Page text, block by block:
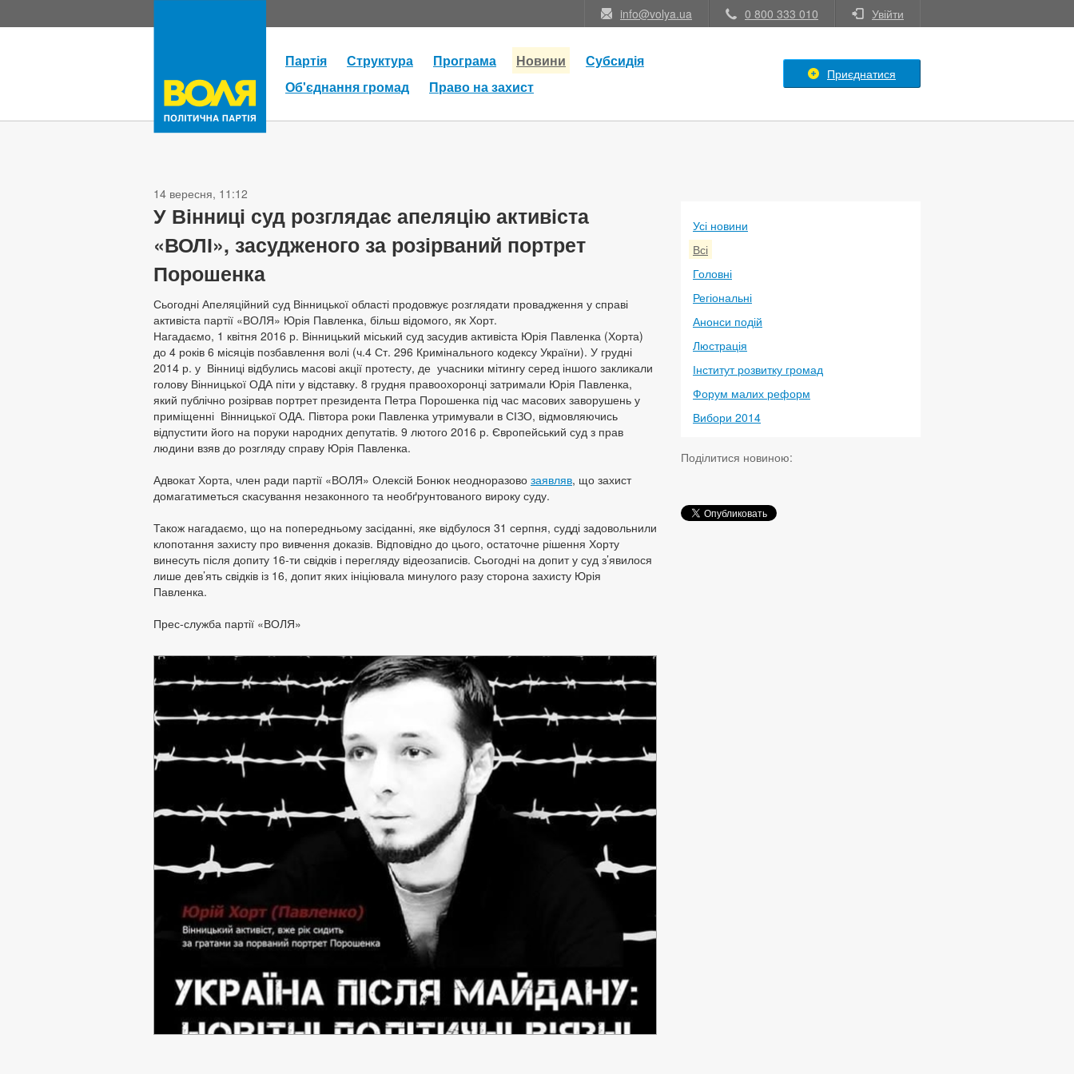
info@volya.ua 0 800 333 010 Увійти
Партія Структура Програма Новини
Субсидія
Об'єднання громад
Право на захист
Приєднатися
14 вересня, 11:12
У Вінниці суд розглядає апеляцію активіста
«ВОЛІ», засудженого за розірваний портрет
Порошенка
Сьогодні Апеляційний суд Вінницької області продовжує розглядати провадження у справі
активіста партії «ВОЛЯ» Юрія Павленка, більш відомого, як Хорт.
Нагадаємо, 1 квітня 2016 р. Вінницький міський суд засудив активіста Юрія Павленка (Хорта)
до 4 років 6 місяців позбавлення волі (ч.4 Ст. 296 Кримінального кодексу України). У грудні
2014 р. у Вінниці відбулись масові акції протесту, де учасники мітингу серед іншого закликали
голову Вінницької ОДА піти у відставку. 8 грудня правоохоронці затримали Юрія Павленка,
який публічно розірвав портрет президента Петра Порошенка під час масових заворушень у
приміщенні Вінницької ОДА. Півтора роки Павленка утримували в СІЗО, відмовляючись
відпустити його на поруки народних депутатів. 9 лютого 2016 р. Європейський суд з прав
людини взяв до розгляду справу Юрія Павленка.
Адвокат Хорта, член ради партії «ВОЛЯ» Олексій Бонюк неодноразово заявляв, що захист
домагатиметься скасування незаконного та необґрунтованого вироку суду.
Також нагадаємо, що на попередньому засіданні, яке відбулося 31 серпня, судді задовольнили
клопотання захисту про вивчення доказів. Відповідно до цього, остаточне рішення Хорту
винесуть після допиту 16-ти свідків і перегляду відеозаписів. Сьогодні на допит у суд з’явилося
лише дев’ять свідків із 16, допит яких ініціювала минулого разу сторона захисту Юрія
Павленка.
Прес-служба партії «ВОЛЯ»
Усі новини
Всі
Головні
Регіональні
Анонси подій
Люстрація
Інститут розвитку громад
Форум малих реформ
Вибори 2014
Поділитися новиною: